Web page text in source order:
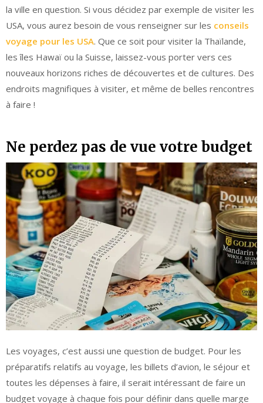
la ville en question. Si vous décidez par exemple de visiter les
USA, vous aurez besoin de vous renseigner sur les conseils
voyage pour les USA. Que ce soit pour visiter la Thaïlande,
les îles Hawaï ou la Suisse, laissez-vous porter vers ces
nouveaux horizons riches de découvertes et de cultures. Des
endroits magnifiques à visiter, et même de belles rencontres
à faire !
Ne perdez pas de vue votre budget
Les voyages, c’est aussi une question de budget. Pour les
préparatifs relatifs au voyage, les billets d’avion, le séjour et
toutes les dépenses à faire, il serait intéressant de faire un
budget voyage à chaque fois pour définir dans quelle marge